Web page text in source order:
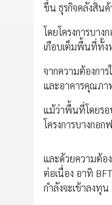
ขึ้น ธุรกิจคลังสินค้
โดยโครงการบา
เกือบเต็มพื้นที่ทั้ง
จากความต้องกา
และอาคารคุณภา
แม้ว่าพื้นที่โดยรอ
โครงการบางกอ
และด้วยความต้อ
ต่อเนื่อง อาทิ
กำลังจะเข้าลงทุน